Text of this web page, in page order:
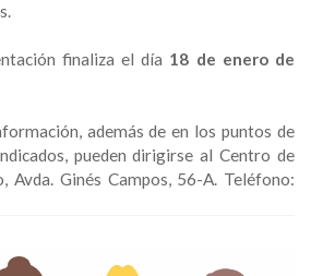
finaliza el día 18 de enero de
además de en los puntos de
pueden dirigirse al Centro de
Avda. Ginés Campos, 56-A. Teléfono: